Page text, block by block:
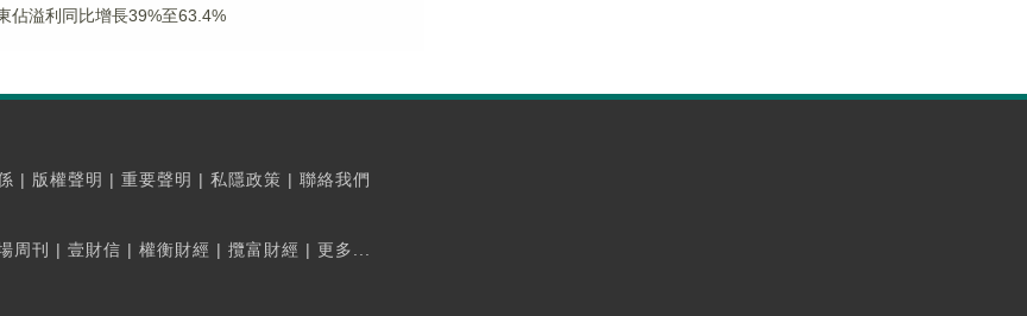
佔溢利同比增長39%至63.4%
| 版權聲明 | 重要聲明 | 私隱政策 | 聯絡我們
周刊 | 壹財信 | 權衡財經 | 攬富財經 | 更多...